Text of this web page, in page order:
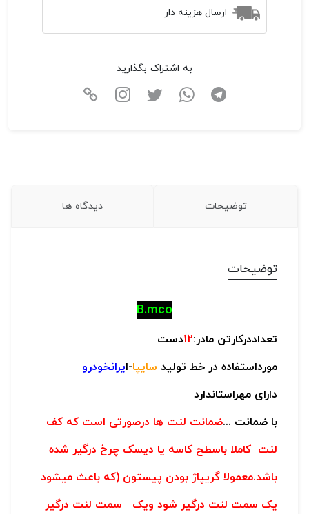
ارسال هزینه دار
به اشتراک بگذارید
توضیحات دیدگاه ها
توضیحات
B.mco
تعداددرکارتن مادر:12دست
مورداستفاده در خط تولید سایپا-ایرانخودرو
دارای مهراستاندارد
با ضمانت ...ضمانت لنت ها درصورتی است که کف
لنت کاملا باسطح کاسه یا دیسک چرخ درگیر شده
باشد.معمولا گریپاژ بودن پیستون (که باعث میشود
یک سمت لنت درگیر شود ویک سمت لنت درگیر